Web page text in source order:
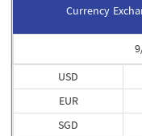
Currency
USD
EUR
SGD